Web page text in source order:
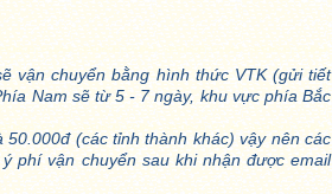
vận chuyển bằng hình thức VTK (gửi tiết
Nam sẽ từ 5 - 7 ngày, khu vực phía Bắc
(các tỉnh thành khác) vậy nên các
phí vận chuyển sau khi nhận được email